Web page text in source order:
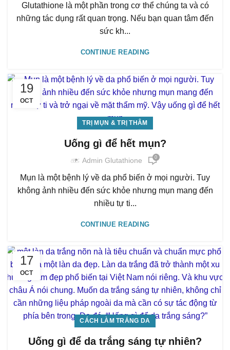
Glutathione là một phần trong cơ thể chúng ta và có
những tác dụng rất quan trọng. Nếu bạn quan tâm đến
sức kh...
CONTINUE READING
19
OCT
TRỊ MỤN & TRỊ THÂM
Uống gì để hết mụn?
Admin Glutathione 0
Mụn là một bệnh lý về da phổ biến ở mọi người. Tuy
không ảnh nhiều đến sức khỏe nhưng mụn mang đến
nhiều tự ti...
CONTINUE READING
17
OCT
CÁCH LÀM TRẮNG DA
Uống gì để da trắng sáng tự nhiên?